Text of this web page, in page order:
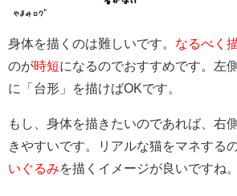
身体を描くのは難しいです。 なるべく
のが時短になるのでおすすめです。左
に「台形」を描けばOKです。
もし、身体を描きたいのであれば、右
きやすいです。リアルな猫をマネする
いぐるみを描くイメージが良いですね。